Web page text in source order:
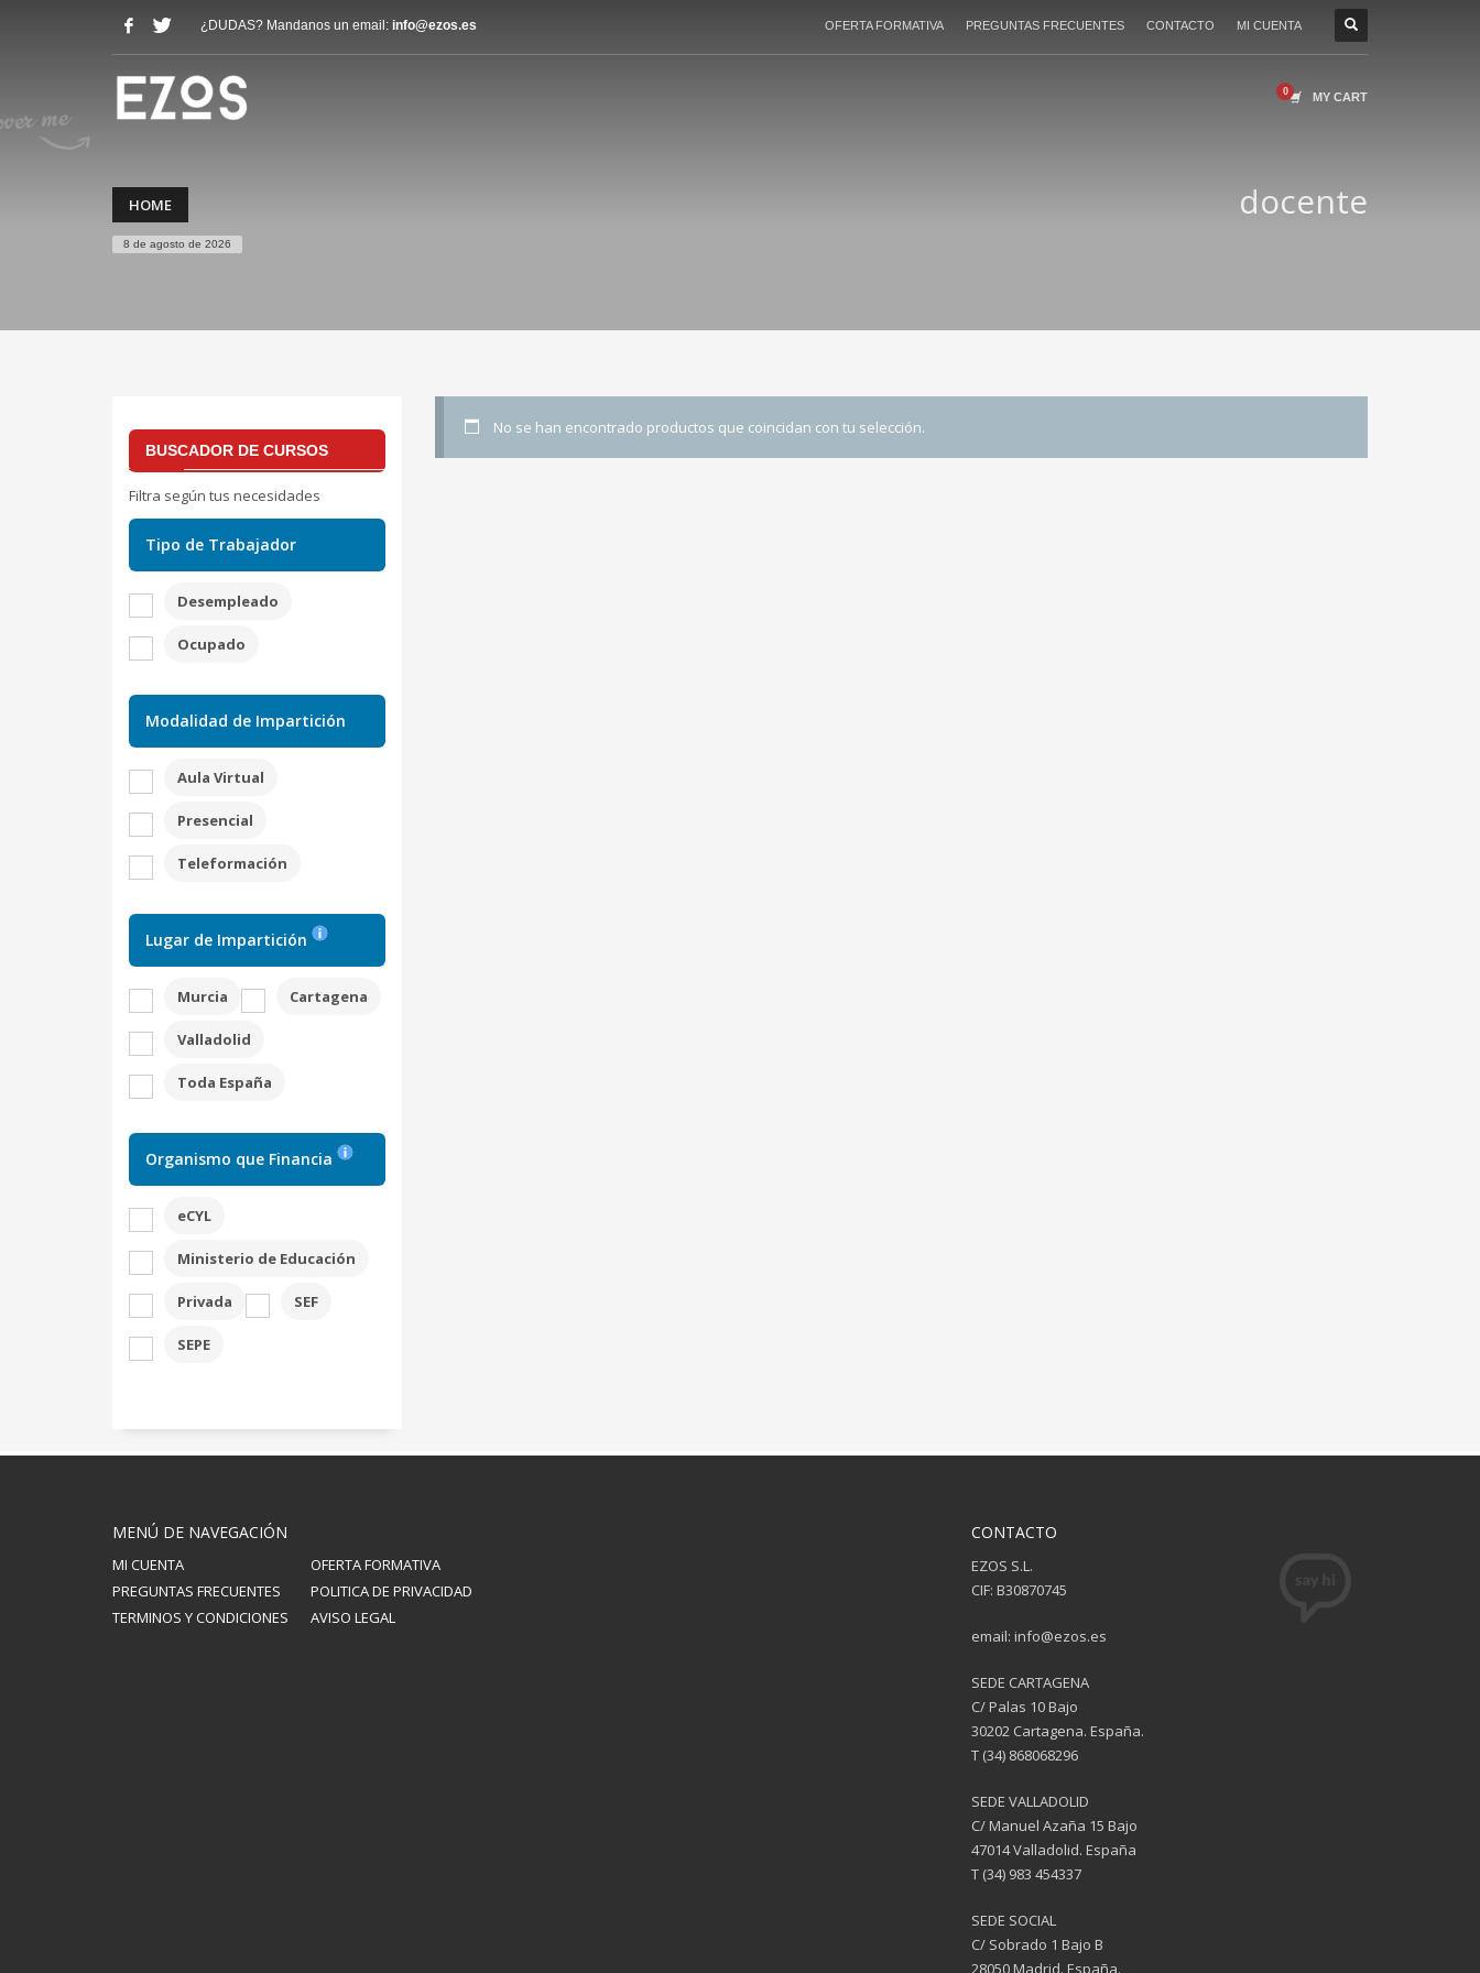
¿DUDAS? Mandanos un email: info@ezos.es OFERTA FORMATIVA PREGUNTAS FRECUENTES CONTACTO MI CUENTA
MY CART
HOME
8 de agosto de 2026
docente
No se han encontrado productos que coincidan con tu selección.
BUSCADOR DE CURSOS
Filtra según tus necesidades
Tipo de Trabajador
Desempleado
Ocupado
Modalidad de Impartición
Aula Virtual
Presencial
Teleformación
Lugar de Impartición
Murcia Cartagena
Valladolid
Toda España
Organismo que Financia
eCYL
Ministerio de Educación
Privada SEF
SEPE
MENÚ DE NAVEGACIÓN
MI CUENTA
OFERTA FORMATIVA
PREGUNTAS FRECUENTES
POLITICA DE PRIVACIDAD
TERMINOS Y CONDICIONES
AVISO LEGAL
CONTACTO
EZOS S.L.
CIF: B30870745
email: info@ezos.es
SEDE CARTAGENA
C/ Palas 10 Bajo
30202 Cartagena. España.
T (34) 868068296
SEDE VALLADOLID
C/ Manuel Azaña 15 Bajo
47014 Valladolid. España
T (34) 983 454337
SEDE SOCIAL
C/ Sobrado 1 Bajo B
28050 Madrid. España.